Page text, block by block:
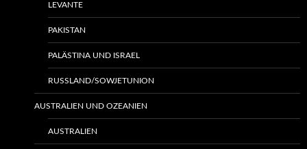
LEVANTE
PAKISTAN
PALÄSTINA UND ISRAEL
RUSSLAND/SOWJETUNION
AUSTRALIEN UND OZEANIEN
AUSTRALIEN